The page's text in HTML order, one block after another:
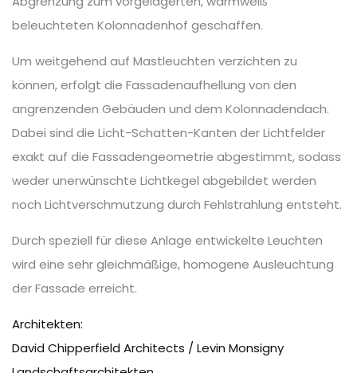
beleuchteten Kolonnadenhof geschaffen.
Um weitgehend auf Mastleuchten verzichten zu
können, erfolgt die Fassadenaufhellung von den
angrenzenden Gebäuden und dem Kolonnadendach.
Dabei sind die Licht-Schatten-Kanten der Lichtfelder
exakt auf die Fassadengeometrie abgestimmt, sodass
weder unerwünschte Lichtkegel abgebildet werden
noch Lichtverschmutzung durch Fehlstrahlung entsteht.
Durch speziell für diese Anlage entwickelte Leuchten
wird eine sehr gleichmäßige, homogene Ausleuchtung
der Fassade erreicht.
Architekten:
David Chipperfield Architects / Levin Monsigny